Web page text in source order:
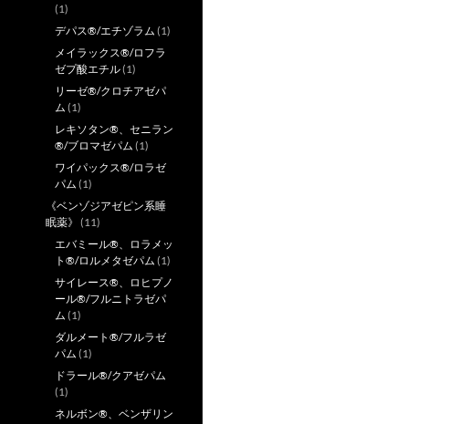
(1)
デパス®/エチゾラム (1)
メイラックス®/ロフラ
ゼプ酸エチル(1)
リーゼ®/クロチアゼパ
ム (1)
レキソタン®、セニラン
®/ブロマゼパム (1)
ワイパックス®/ロラゼ
パム (1)
《ベンゾジアゼピン系睡
眠薬》 (11)
エバミール®、ロラメッ
ト®/ロルメタゼパム (1)
サイレース®、ロヒプノ
ール®/フルニトラゼパ
ム (1)
ダルメート®/フルラゼ
パム (1)
ドラール®/クアゼパム
(1)
ネルボン®、ベンザリン